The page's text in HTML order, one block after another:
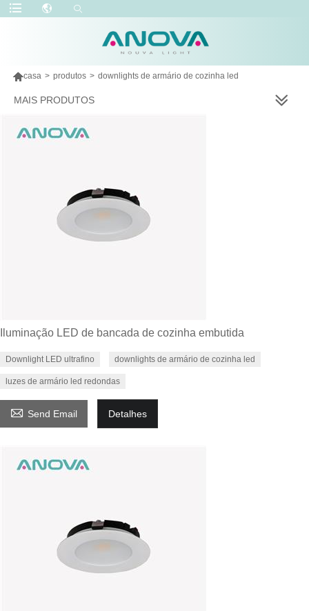
casa > produtos > downlights de armário de cozinha led
MAIS PRODUTOS
Iluminação LED de bancada de cozinha embutida
Downlight LED ultrafino downlights de armário de cozinha led
luzes de armário led redondas
 Send Email Detalhes